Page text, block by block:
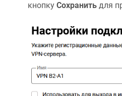
кнопку Сохранить для